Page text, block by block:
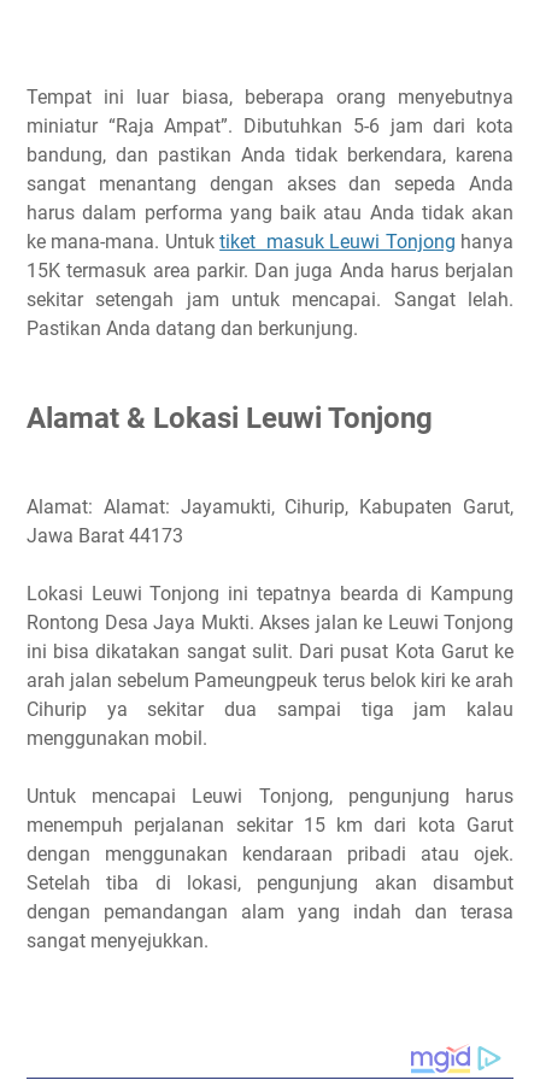
Tempat ini luar biasa, beberapa orang menyebutnya
miniatur “Raja Ampat”. Dibutuhkan 5-6 jam dari kota
bandung, dan pastikan Anda tidak berkendara, karena
sangat menantang dengan akses dan sepeda Anda
harus dalam performa yang baik atau Anda tidak akan
ke mana-mana. Untuktiket masuk Leuwi Tonjong hanya
15K termasuk area parkir. Dan juga Anda harus berjalan
sekitar setengah jam untuk mencapai. Sangat lelah.
Pastikan Anda datang dan berkunjung.
Alamat & Lokasi Leuwi Tonjong
Alamat: Alamat: Jayamukti, Cihurip, Kabupaten Garut,
Jawa Barat 44173
Lokasi Leuwi Tonjong ini tepatnya bearda di Kampung
Rontong Desa Jaya Mukti. Akses jalan ke Leuwi Tonjong
ini bisa dikatakan sangat sulit. Dari pusat Kota Garut ke
arah jalan sebelum Pameungpeuk terus belok kiri ke arah
Cihurip ya sekitar dua sampai tiga jam kalau
menggunakan mobil.
Untuk mencapai Leuwi Tonjong, pengunjung harus
menempuh perjalanan sekitar 15 km dari kota Garut
dengan menggunakan kendaraan pribadi atau ojek.
Setelah tiba di lokasi, pengunjung akan disambut
dengan pemandangan alam yang indah dan terasa
sangat menyejukkan.